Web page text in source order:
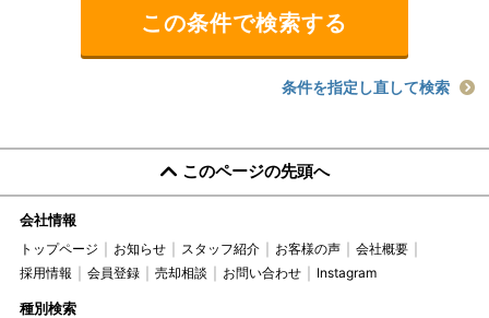
条件を指定し直して検索
このページの先頭へ
会社情報
トップページ お知らせ スタッフ紹介 お客様の声
会社概要
採用情報
会員登録 売却相談 お問い合わせ Instagram
種別検索